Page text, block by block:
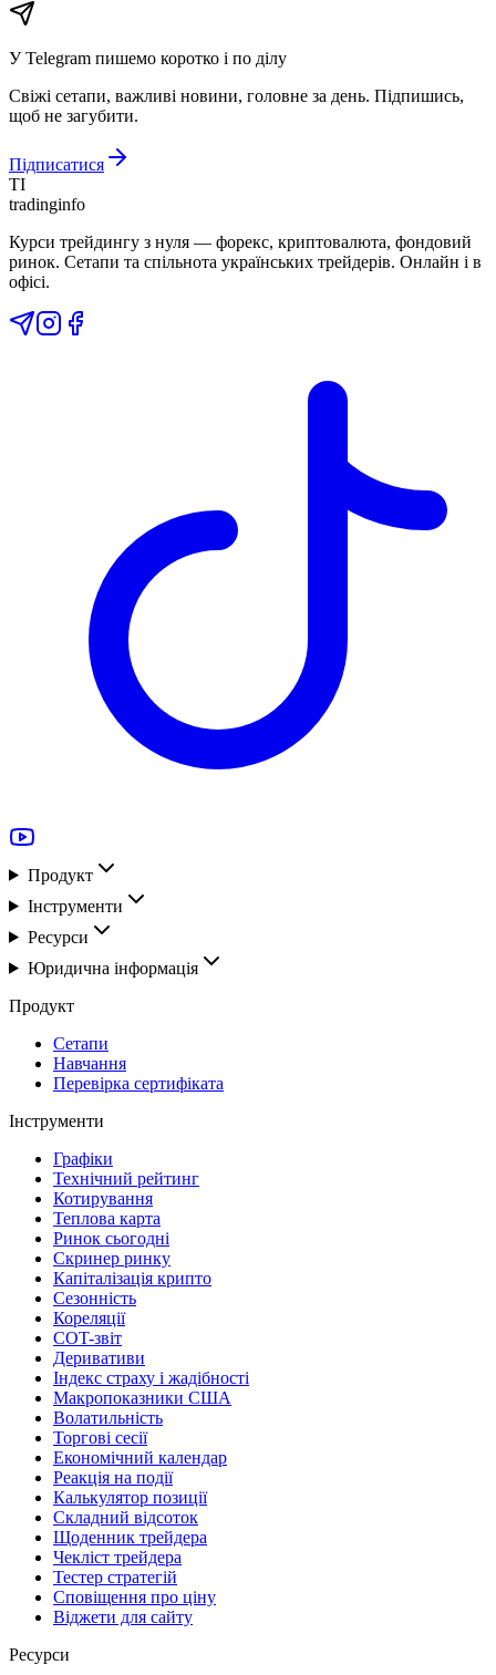
У Telegram пишемо коротко і по ділу
Свіжі сетапи, важливі новини, головне за день. Підпишись,
щоб не загубити.
Підписатися
TI
tradinginfo
Курси трейдингу з нуля — форекс, криптовалюта, фондовий
ринок. Сетапи та спільнота українських трейдерів. Онлайн і в
офісі.
Продукт
Інструменти
Ресурси
Юридична інформація
Продукт
Сетапи
Навчання
Перевірка сертифіката
Інструменти
Графіки
Технічний рейтинг
Котирування
Теплова карта
Ринок сьогодні
Скринер ринку
Капіталізація крипто
Сезонність
Кореляції
COT-звіт
Деривативи
Індекс страху і жадібності
Макропоказники США
Волатильність
Торгові сесії
Економічний календар
Реакція на події
Калькулятор позиції
Складний відсоток
Щоденник трейдера
Чекліст трейдера
Тестер стратегій
Сповіщення про ціну
Віджети для сайту
Ресурси